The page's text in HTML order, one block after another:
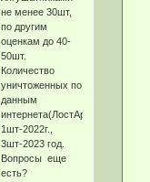
не менее 30шт,
по другим
оценкам до 40-
50шт.
Количество
уничтоженных по
данным
интернета(ЛостАрмор)
1шт-2022г.,
3шт-2023 год.
Вопросы еще
есть?